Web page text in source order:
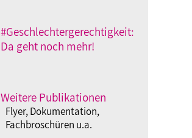
#Geschlechtergerechtigkeit:
Da geht noch mehr!
Weitere Publikationen
Flyer, Dokumentation,
Fachbroschüren u.a.